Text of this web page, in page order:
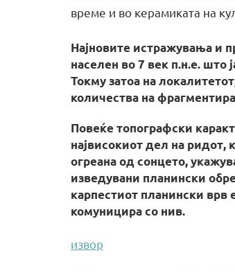
време и во керамиката на
Најновите истражувања и
населен во 7 век п.н.е. што
Токму затоа на
количества на
Повеќе топографски
највисокиот дел на ридот,
огреана од сонцето,
изведувани планински
карпестиот планински врв
комуницира со нив.
извор